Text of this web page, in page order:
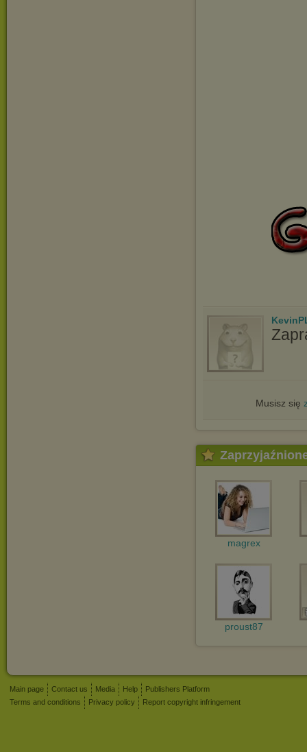
Musisz się
magrex
proust87
Main page Contact us Media Help
Publishers Platform
Terms and conditions
Privacy policy Report copyright infringement